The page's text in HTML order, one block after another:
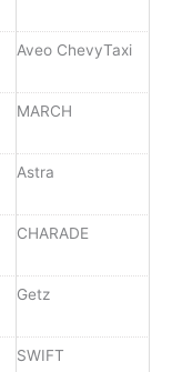
Aveo ChevyTaxi
MARCH
Astra
CHARADE
Getz
SWIFT